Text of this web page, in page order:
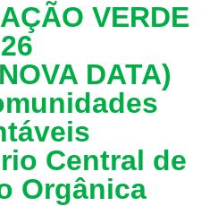
VERDE
DATA)
Central de
Orgânica